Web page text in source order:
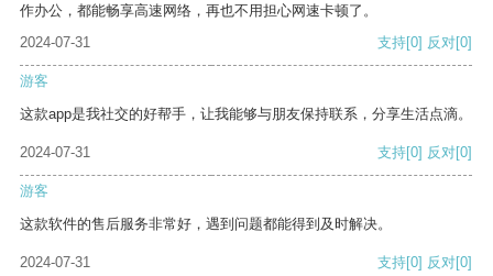
作办公，都能畅享高速网络，再也不用担心网速卡顿了。
2024-07-31
支持[0] 反对[0]
游客
这款app是我社交的好帮手，让我能够与朋友保持联系，分享生活点滴。
2024-07-31 支持[0] 反对[0]
游客
这款软件的售后服务非常好，遇到问题都能得到及时解决。
2024-07-31 支持[0] 反对[0]